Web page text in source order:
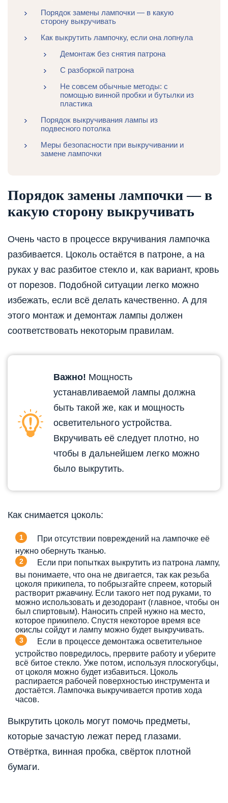
Порядок замены лампочки — в какую
сторону выкручивать
Как выкрутить лампочку, если она лопнула
Демонтаж без снятия патрона
С разборкой патрона
Не совсем обычные методы: с
помощью винной пробки и бутылки из
пластика
Порядок выкручивания лампы из
подвесного потолка
Меры безопасности при выкручивании и
замене лампочки
Порядок замены лампочки — в
какую сторону выкручивать
Очень часто в процессе вкручивания лампочка
разбивается. Цоколь остаётся в патроне, а на
руках у вас разбитое стекло и, как вариант, кровь
от порезов. Подобной ситуации легко можно
избежать, если всё делать качественно. А для
этого монтаж и демонтаж лампы должен
соответствовать некоторым правилам.
Важно! Мощность
устанавливаемой лампы должна
быть такой же, как и мощность
осветительного устройства.
Вкручивать её следует плотно, но
чтобы в дальнейшем легко можно
было выкрутить.
Как снимается цоколь:
При отсутствии повреждений на лампочке её
нужно обернуть тканью.
Если при попытках выкрутить из патрона лампу,
вы понимаете, что она не двигается, так как резьба
цоколя прикипела, то побрызгайте спреем, который
растворит ржавчину. Если такого нет под руками, то
можно использовать и дезодорант (главное, чтобы он
был спиртовым). Наносить спрей нужно на место,
которое прикипело. Спустя некоторое время все
окислы сойдут и лампу можно будет выкручивать.
Если в процессе демонтажа осветительное
устройство повредилось, прервите работу и уберите
всё битое стекло. Уже потом, используя плоскогубцы,
от цоколя можно будет избавиться. Цоколь
распирается рабочей поверхностью инструмента и
достаётся. Лампочка выкручивается против хода
часов.
Выкрутить цоколь могут помочь предметы,
которые зачастую лежат перед глазами.
Отвёртка, винная пробка, свёрток плотной
бумаги.